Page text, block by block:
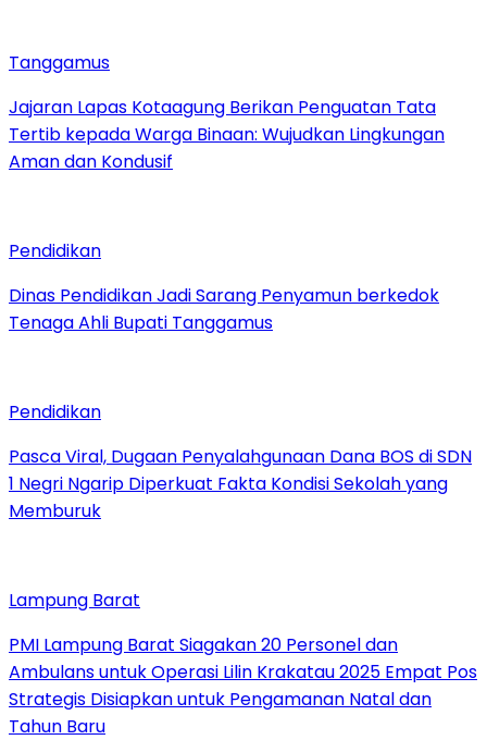
Tanggamus
Jajaran Lapas Kotaagung Berikan Penguatan Tata
Tertib kepada Warga Binaan: Wujudkan Lingkungan
Aman dan Kondusif
Pendidikan
Dinas Pendidikan Jadi Sarang Penyamun berkedok
Tenaga Ahli Bupati Tanggamus
Pendidikan
Pasca Viral, Dugaan Penyalahgunaan Dana BOS di SDN
1 Negri Ngarip Diperkuat Fakta Kondisi Sekolah yang
Memburuk
Lampung Barat
PMI Lampung Barat Siagakan 20 Personel dan
Ambulans untuk Operasi Lilin Krakatau 2025 Empat Pos
Strategis Disiapkan untuk Pengamanan Natal dan
Tahun Baru